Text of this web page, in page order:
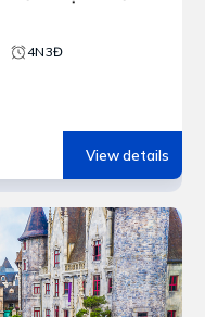
4N3Đ
View details